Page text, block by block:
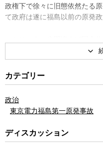
政権下で徐々に旧態依然たる
て政府は遂に福島以前の原発
の大事故を経験した日本だ。
帰を図るのであれば、そのよ
交わされ、どのような根拠に
の政策には本当に合理性があ
でもない。
である電力会社なので、直接
カテゴリー
政治
東京電力福島第一原発事故
ディスカッション